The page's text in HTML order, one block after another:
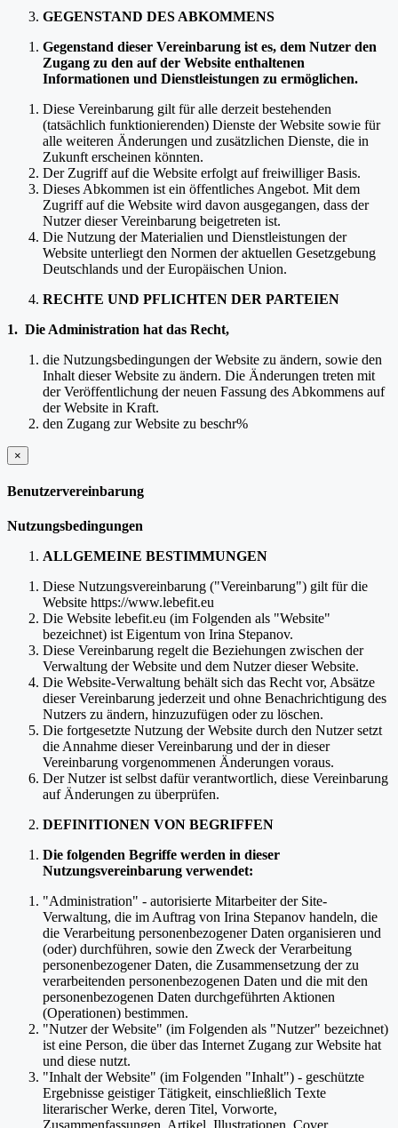
GEGENSTAND DES ABKOMMENS
Gegenstand dieser Vereinbarung ist es, dem Nutzer den
Zugang zu den auf der Website enthaltenen
Informationen und Dienstleistungen zu ermöglichen.
Diese Vereinbarung gilt für alle derzeit bestehenden
(tatsächlich funktionierenden) Dienste der Website sowie für
alle weiteren Änderungen und zusätzlichen Dienste, die in
Zukunft erscheinen könnten.
Der Zugriff auf die Website erfolgt auf freiwilliger Basis.
Dieses Abkommen ist ein öffentliches Angebot. Mit dem
Zugriff auf die Website wird davon ausgegangen, dass der
Nutzer dieser Vereinbarung beigetreten ist.
Die Nutzung der Materialien und Dienstleistungen der
Website unterliegt den Normen der aktuellen Gesetzgebung
Deutschlands und der Europäischen Union.
RECHTE UND PFLICHTEN DER PARTEIEN
1. Die Administration hat das Recht,
die Nutzungsbedingungen der Website zu ändern, sowie den
Inhalt dieser Website zu ändern. Die Änderungen treten mit
der Veröffentlichung der neuen Fassung des Abkommens auf
der Website in Kraft.
den Zugang zur Website zu beschr%
×
schließen
Benutzervereinbarung
Nutzungsbedingungen
ALLGEMEINE BESTIMMUNGEN
Diese Nutzungsvereinbarung ("Vereinbarung") gilt für die
Website https://www.lebefit.eu
Die Website lebefit.eu (im Folgenden als "Website"
bezeichnet) ist Eigentum von Irina Stepanov.
Diese Vereinbarung regelt die Beziehungen zwischen der
Verwaltung der Website und dem Nutzer dieser Website.
Die Website-Verwaltung behält sich das Recht vor, Absätze
dieser Vereinbarung jederzeit und ohne Benachrichtigung des
Nutzers zu ändern, hinzuzufügen oder zu löschen.
Die fortgesetzte Nutzung der Website durch den Nutzer setzt
die Annahme dieser Vereinbarung und der in dieser
Vereinbarung vorgenommenen Änderungen voraus.
Der Nutzer ist selbst dafür verantwortlich, diese Vereinbarung
auf Änderungen zu überprüfen.
DEFINITIONEN VON BEGRIFFEN
Die folgenden Begriffe werden in dieser
Nutzungsvereinbarung verwendet:
"Administration" - autorisierte Mitarbeiter der Site-
Verwaltung, die im Auftrag von Irina Stepanov handeln, die
die Verarbeitung personenbezogener Daten organisieren und
(oder) durchführen, sowie den Zweck der Verarbeitung
personenbezogener Daten, die Zusammensetzung der zu
verarbeitenden personenbezogenen Daten und die mit den
personenbezogenen Daten durchgeführten Aktionen
(Operationen) bestimmen.
"Nutzer der Website" (im Folgenden als "Nutzer" bezeichnet)
ist eine Person, die über das Internet Zugang zur Website hat
und diese nutzt.
"Inhalt der Website" (im Folgenden "Inhalt") - geschützte
Ergebnisse geistiger Tätigkeit, einschließlich Texte
literarischer Werke, deren Titel, Vorworte,
Zusammenfassungen, Artikel, Illustrationen, Cover,